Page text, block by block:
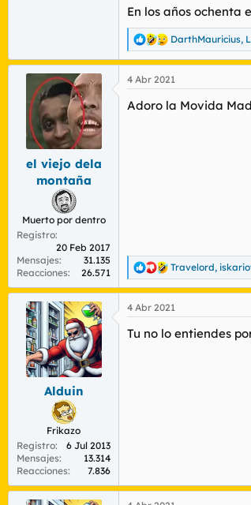
En los años ochenta
R
e
a
c
i
DarthMauricius,
el viejo dela
montaña
Muerto por dentro
Registro
20 Feb 2017
Mensajes
31.135
Reacciones
26.571
4 Abr 2021
Adoro la Movida
R
e
a
c
i
Travelord,
Alduin
Frikazo
Registro
6 Jul 2013
Mensajes
13.314
Reacciones
7.836
4 Abr 2021
Tu no lo entiendes